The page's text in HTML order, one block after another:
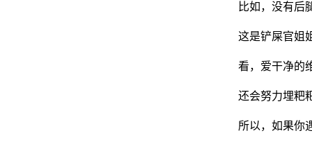
比如，没有后
这是铲屎官姐
看，爱干净
还会努力埋粑
所以，如果你